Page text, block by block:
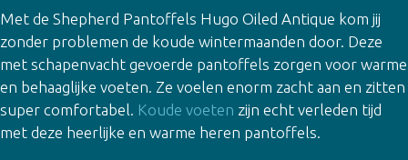
Met de Shepherd Pantoffels Hugo Oiled Antique kom jij
zonder problemen de koude wintermaanden door. Deze
met schapenvacht gevoerde pantoffels zorgen voor warme
en behaaglijke voeten. Ze voelen enorm zacht aan en zitten
super comfortabel. Koude voeten zijn echt verleden tijd
met deze heerlijke en warme heren pantoffels.